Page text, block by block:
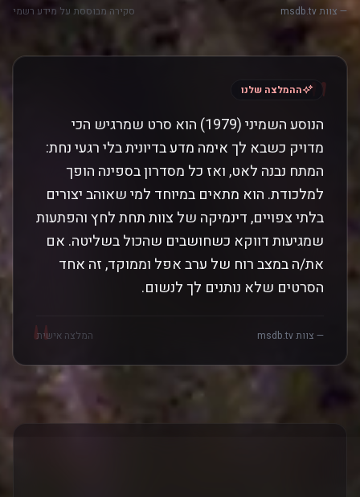
— צוות msdb.tv סקירה מבוססת על מידע רשמי
"
"
ההמלצה שלנו
הנוסע השמיני (1979) הוא סרט שמרגיש הכי
מדויק כשבא לך אימה מדע בדיונית בלי רגעי נחת:
המתח נבנה לאט, ואז כל מסדרון בספינה הופך
למלכודת. הוא מתאים במיוחד למי שאוהב יצורים
בלתי צפויים, דינמיקה של צוות תחת לחץ והפתעות
שמגיעות דווקא כשחושבים שהכול בשליטה. אם
את/ה במצב רוח של ערב אפל וממוקד, זה אחד
הסרטים שלא נותנים לך לנשום.
— צוות msdb.tv המלצה אישית